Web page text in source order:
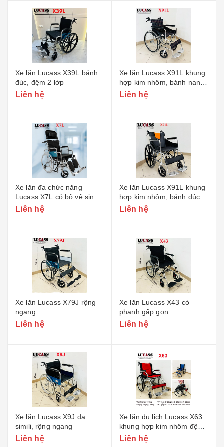
Xe lăn Lucass X39L bánh
đúc, đệm 2 lớp
Liên hệ
Xe lăn Lucass X91L khung
hợp kim nhôm, bánh nan
hoa
Liên hệ
Xe lăn đa chức năng
Lucass X7L có bô vệ sinh
và ngả
Liên hệ
Xe lăn Lucass X91L khung
hợp kim nhôm, bánh đúc
Liên hệ
Xe lăn Lucass X79J rộng
ngang
Liên hệ
Xe lăn Lucass X43 có
phanh gấp gọn
Liên hệ
Xe lăn Lucass X9J da
simili, rộng ngang
Liên hệ
Xe lăn du lịch Lucass X63
khung hợp kim nhôm đệm
xanh đỏ
Liên hệ